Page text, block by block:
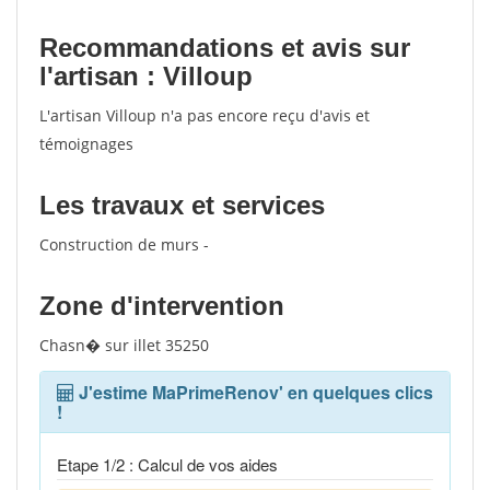
Recommandations et avis sur
l'artisan : Villoup
L'artisan Villoup n'a pas encore reçu d'avis et
témoignages
Les travaux et services
Construction de murs -
Zone d'intervention
Chasn� sur illet 35250